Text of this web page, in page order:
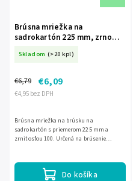
Brúsna mriežka na
sadrokartón 225 mm, zrno
Skladom (>20 kpl)
€4,95 bez DPH
€6,79 €6,09
Do košíka
Brúsna mriežka na brúsku na
sadrokartón s priemerom 225 mm a
zrnitosťou 100. Určená na brúsenie
Balenie...